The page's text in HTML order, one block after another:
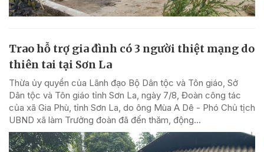
Trao hỗ trợ gia đình có 3 người thiệt mạng do
thiên tai tại Sơn La
Thừa ủy quyền của Lãnh đạo Bộ Dân tộc và Tôn giáo, Sở
Dân tộc và Tôn giáo tỉnh Sơn La, ngày 7/8, Đoàn công tác
của xã Gia Phù, tỉnh Sơn La, do ông Mùa A Dê - Phó Chủ tịch
UBND xã làm Trưởng đoàn đã đến thăm, động...